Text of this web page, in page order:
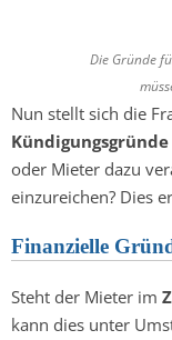
Die Gründe
Nun stellt sich die
Kündigungsgründe
oder Mieter dazu
einzureichen? Dies
Finanzielle
Steht der Mieter im
kann dies unter